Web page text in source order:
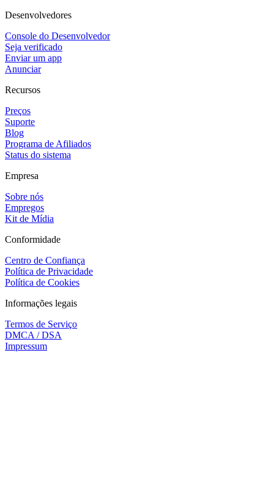
Desenvolvedores
Console do Desenvolvedor
Seja verificado
Enviar um app
Anunciar
Recursos
Preços
Suporte
Blog
Programa de Afiliados
Status do sistema
Empresa
Sobre nós
Empregos
Kit de Mídia
Conformidade
Centro de Confiança
Política de Privacidade
Política de Cookies
Informações legais
Termos de Serviço
DMCA / DSA
Impressum